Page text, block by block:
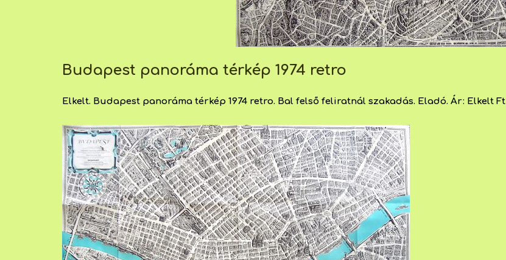
Budapest panoráma térkép 1974 retro
Elkelt. Budapest panoráma térkép 1974 retro. Bal felső feliratnál szakadás. Eladó. Ár: Elkelt Ft